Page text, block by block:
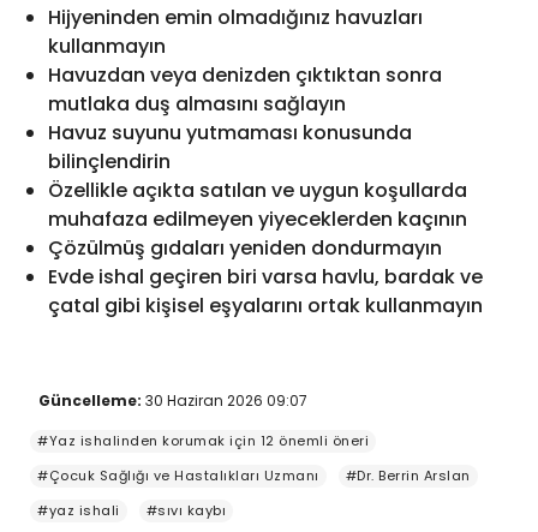
Hijyeninden emin olmadığınız havuzları
kullanmayın
Havuzdan veya denizden çıktıktan sonra
mutlaka duş almasını sağlayın
Havuz suyunu yutmaması konusunda
bilinçlendirin
Özellikle açıkta satılan ve uygun koşullarda
muhafaza edilmeyen yiyeceklerden kaçının
Çözülmüş gıdaları yeniden dondurmayın
Evde ishal geçiren biri varsa havlu, bardak ve
çatal gibi kişisel eşyalarını ortak kullanmayın
Güncelleme: 30 Haziran 2026 09:07
#Yaz ishalinden korumak için 12 önemli öneri
#Çocuk Sağlığı ve Hastalıkları Uzmanı
#Dr. Berrin Arslan
#yaz ishali
#sıvı kaybı